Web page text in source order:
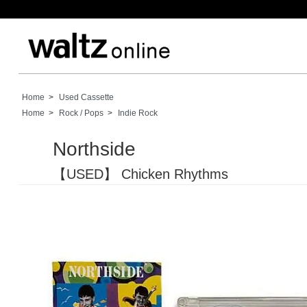
Home >
Used Cassette
Home > Rock / Pops > Indie Rock
Northside
【USED】 Chicken Rhythms